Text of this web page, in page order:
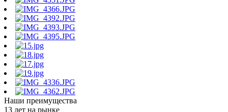
Наши преимущества
13 лет на рынке